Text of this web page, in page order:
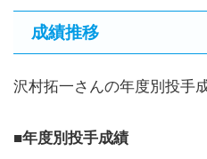
成績推移
沢村拓一さんの年度別投手
■年度別投手成績